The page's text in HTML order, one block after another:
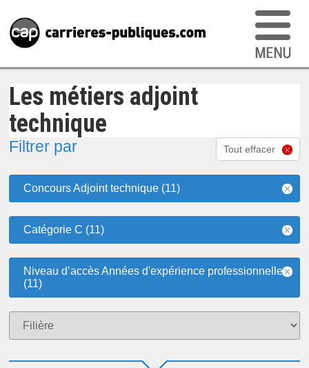
Les métiers adjoint
technique
Filtrer par Tout effacer
Concours Adjoint technique (11)
Catégorie C (11)
Niveau d’accès Années d'expérience professionnelle
(11)